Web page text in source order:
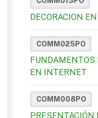
DECORACION
COMM025PO
FUNDAMENTOS
EN INTERNET
COMM008PO
PRESENTACIÓN